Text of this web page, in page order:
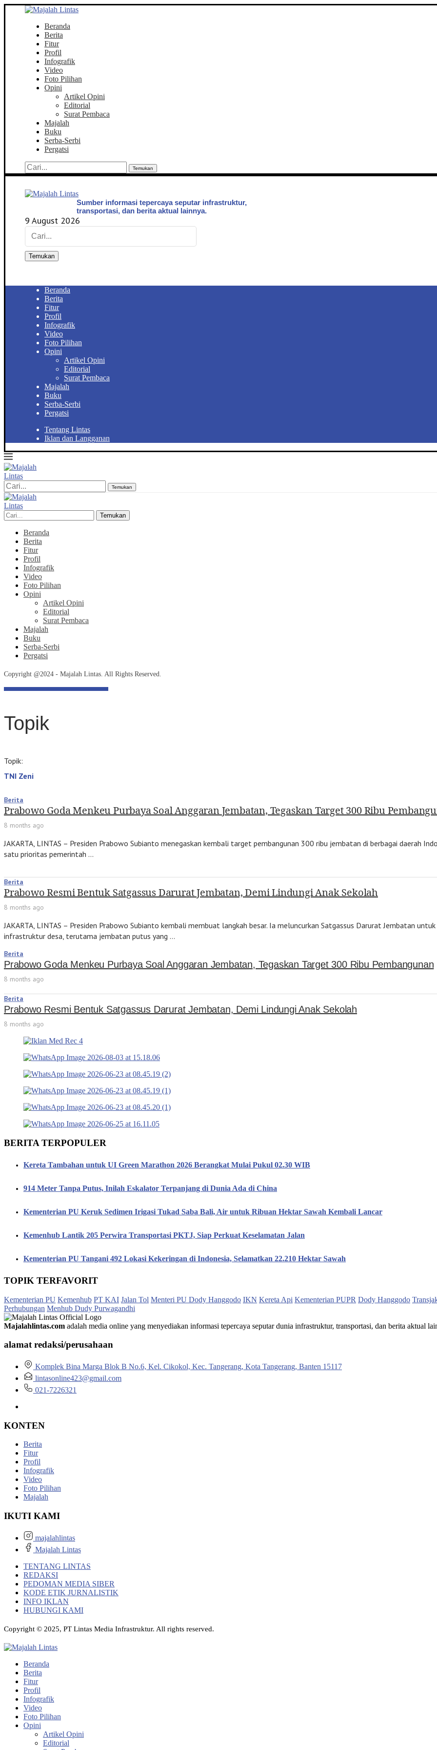
Beranda
Berita
Fitur
Profil
Infografik
Video
Foto Pilihan
Opini
Artikel Opini
Editorial
Surat Pembaca
Majalah
Buku
Serba-Serbi
Pergatsi
Temukan
Sumber informasi tepercaya seputar infrastruktur,
transportasi, dan berita aktual lainnya.
9 August 2026
Temukan
Beranda
Berita
Fitur
Profil
Infografik
Video
Foto Pilihan
Opini
Artikel Opini
Editorial
Surat Pembaca
Majalah
Buku
Serba-Serbi
Pergatsi
Tentang Lintas
Iklan dan Langganan
Temukan
Temukan
Beranda
Berita
Fitur
Profil
Infografik
Video
Foto Pilihan
Opini
Artikel Opini
Editorial
Surat Pembaca
Majalah
Buku
Serba-Serbi
Pergatsi
Copyright @2024 - Majalah Lintas. All Rights Reserved.
Topik
Topik:
TNI Zeni
Berita
Prabowo Goda Menkeu Purbaya Soal Anggaran Jembatan, Tegaskan Target 300 Ribu
8 months ago
JAKARTA, LINTAS – Presiden Prabowo Subianto menegaskan kembali target pembangunan 300 ribu jembatan di berbagai daerah
satu prioritas pemerintah …
Berita
Prabowo Resmi Bentuk Satgassus Darurat Jembatan, Demi Lindungi Anak Sekolah
8 months ago
JAKARTA, LINTAS – Presiden Prabowo Subianto kembali membuat langkah besar. Ia meluncurkan Satgassus Darurat Jembatan
infrastruktur desa, terutama jembatan putus yang …
Berita
Prabowo Goda Menkeu Purbaya Soal Anggaran Jembatan, Tegaskan Target 300 Ribu Pembangunan
8 months ago
Berita
Prabowo Resmi Bentuk Satgassus Darurat Jembatan, Demi Lindungi Anak Sekolah
8 months ago
BERITA TERPOPULER
Kereta Tambahan untuk UI Green Marathon 2026 Berangkat Mulai Pukul 02.30 WIB
914 Meter Tanpa Putus, Inilah Eskalator Terpanjang di Dunia Ada di China
Kementerian PU Keruk Sedimen Irigasi Tukad Saba Bali, Air untuk Ribuan Hektar Sawah Kembali Lancar
Kemenhub Lantik 205 Perwira Transportasi PKTJ, Siap Perkuat Keselamatan Jalan
Kementerian PU Tangani 492 Lokasi Kekeringan di Indonesia, Selamatkan 22.210 Hektar Sawah
TOPIK TERFAVORIT
Kementerian PU Kemenhub PT KAI Jalan Tol Menteri PU Dody Hanggodo IKN Kereta Api Kementerian PUPR Dody Hanggodo
Perhubungan Menhub Dudy Purwagandhi
Majalahlintas.com adalah media online yang menyediakan informasi tepercaya seputar dunia infrastruktur, transportasi, dan berita aktual
alamat redaksi/perusahaan
Komplek Bina Marga Blok B No.6, Kel. Cikokol, Kec. Tangerang, Kota Tangerang, Banten 15117
lintasonline423@gmail.com
021-7226321
KONTEN
Berita
Fitur
Profil
Infografik
Video
Foto Pilihan
Majalah
IKUTI KAMI
majalahlintas
Majalah Lintas
TENTANG LINTAS
REDAKSI
PEDOMAN MEDIA SIBER
KODE ETIK JURNALISTIK
INFO IKLAN
HUBUNGI KAMI
Copyright © 2025, PT Lintas Media Infrastruktur. All rights reserved.
Beranda
Berita
Fitur
Profil
Infografik
Video
Foto Pilihan
Opini
Artikel Opini
Editorial